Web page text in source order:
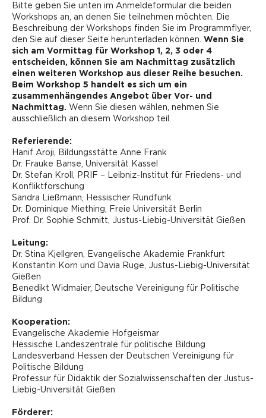
Bitte geben Sie unten im Anmeldeformular die beiden
Workshops an, an denen Sie teilnehmen möchten. Die
Beschreibung der Workshops finden Sie im Programmflyer,
den Sie auf dieser Seite herunterladen können. Wenn Sie
sich am Vormittag für Workshop 1, 2, 3 oder 4
entscheiden, können Sie am Nachmittag zusätzlich
einen weiteren Workshop aus dieser Reihe besuchen.
Beim Workshop 5 handelt es sich um ein
zusammenhängendes Angebot über Vor- und
Nachmittag. Wenn Sie diesen wählen, nehmen Sie
ausschließlich an diesem Workshop teil.
Referierende:
Hanif Aroji, Bildungsstätte Anne Frank
Dr. Frauke Banse, Universität Kassel
Dr. Stefan Kroll, PRIF – Leibniz-Institut für Friedens- und
Konfliktforschung
Sandra Ließmann, Hessischer Rundfunk
Dr. Dominique Miething, Freie Universität Berlin
Prof. Dr. Sophie Schmitt, Justus-Liebig-Universität Gießen
Leitung:
Dr. Stina Kjellgren, Evangelische Akademie Frankfurt
Konstantin Korn und Davia Ruge, Justus-Liebig-Universität
Gießen
Benedikt Widmaier, Deutsche Vereinigung für Politische
Bildung
Kooperation:
Evangelische Akademie Hofgeismar
Hessische Landeszentrale für politische Bildung
Landesverband Hessen der Deutschen Vereinigung für
Politische Bildung
Professur für Didaktik der Sozialwissenschaften der Justus-
Liebig-Universität Gießen
Förderer: